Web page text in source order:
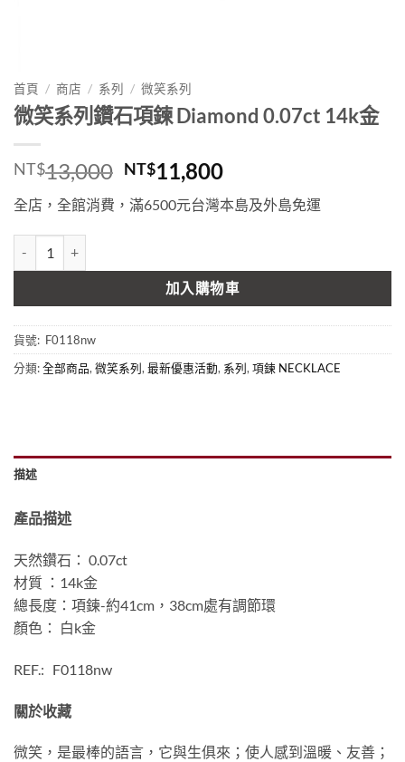
首頁 / 商店 / 系列 / 微笑系列
微笑系列鑽石項鍊 Diamond 0.07ct 14k金
NT$13,000 原
始
價
NT$11,800目
前
價
全店，全館消費，滿6500元台灣本島及外島免運
加入購物車
貨號: F0118nw
分類:全部商品, 微笑系列, 最新優惠活動, 系列, 項鍊 NECKLACE
描述
產品描述
天然鑽石： 0.07ct
材質 ：14k金
總長度：項鍊-約41cm，38cm處有調節環
顏色： 白k金
REF.: F0118nw
關於收藏
微笑，是最棒的語言，它與生俱來；使人感到溫暖、友善；